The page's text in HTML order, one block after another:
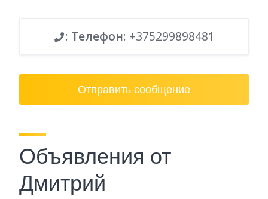
: Телефон: +375299898481
Отправить сообщение
Объявления от
Дмитрий